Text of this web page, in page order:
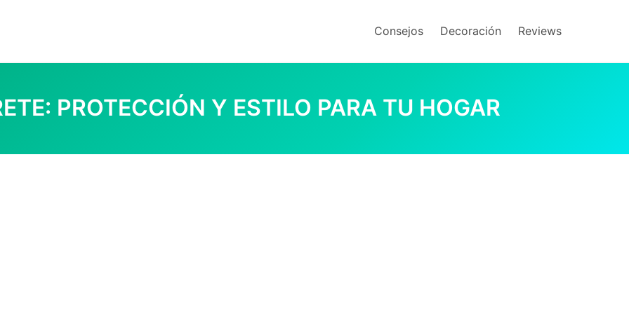
Consejos Decoración Reviews
PROTECCIÓN Y ESTILO PARA TU HOGAR